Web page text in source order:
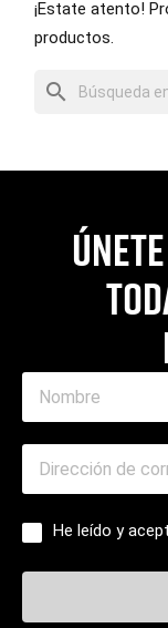
¡Estate atento!
productos.
search
He leído y